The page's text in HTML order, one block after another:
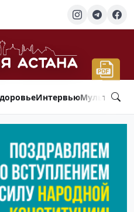
Интервью